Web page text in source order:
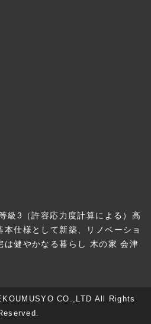
級3（許容応力度計算による）高
仕様として新築、リノベーショ
は健やかなる暮らし 木の家 会津
CO.,LTD All Rights